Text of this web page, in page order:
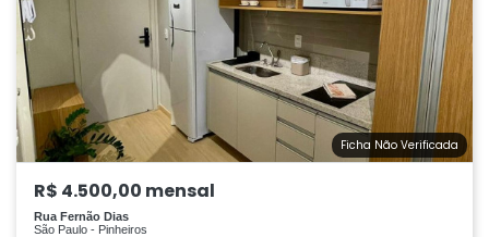
Ficha Não Verificada
R$ 4.500,00 mensal
Rua Fernão Dias
São Paulo - Pinheiros